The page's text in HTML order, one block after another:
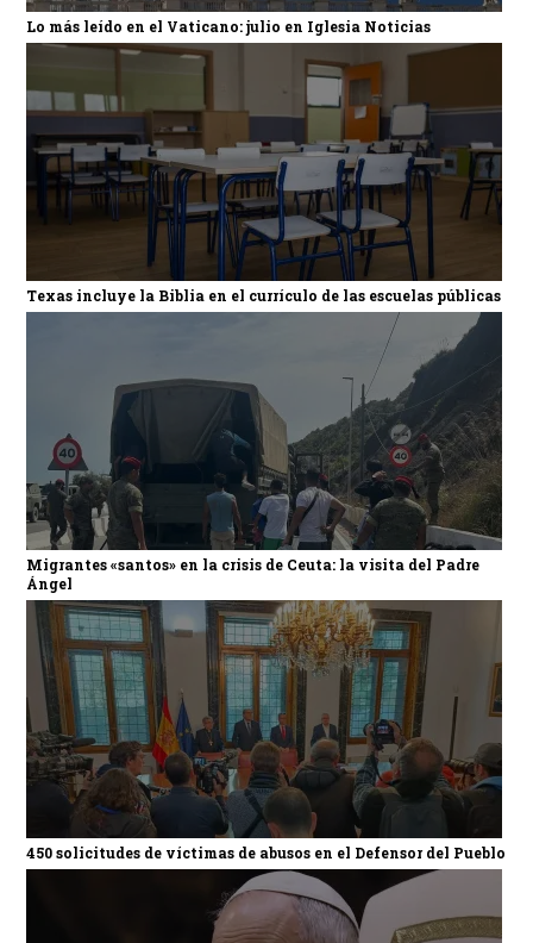
Lo más leído en el Vaticano: julio en Iglesia Noticias
Texas incluye la Biblia en el currículo de las escuelas públicas
Migrantes «santos» en la crisis de Ceuta: la visita del Padre
Ángel
450 solicitudes de víctimas de abusos en el Defensor del Pueblo